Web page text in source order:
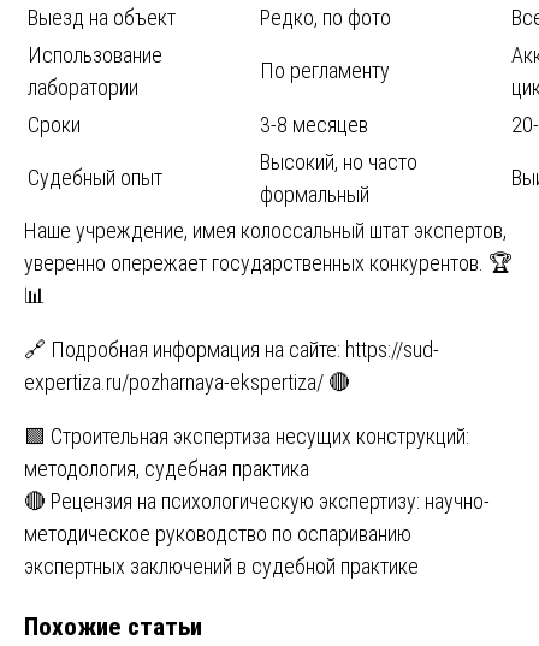
Выезд на объект Редко, по фото
Использование
лаборатории
По регламенту
Сроки
3-8 месяцев
Судебный опыт
Высокий, но часто
формальный
Наше учреждение, имея колоссальный штат экспертов,
уверенно опережает государственных конкурентов. 🏆
📊
🔗 Подробная информация на сайте: https://sud-
expertiza.ru/pozharnaya-ekspertiza/ 🔴
Навигация
по
записям
🟩 Строительная экспертиза несущих конструкций:
методология, судебная практика
🔴 Рецензия на психологическую экспертизу: научно-
методическое руководство по оспариванию
экспертных заключений в судебной практике
Похожие статьи